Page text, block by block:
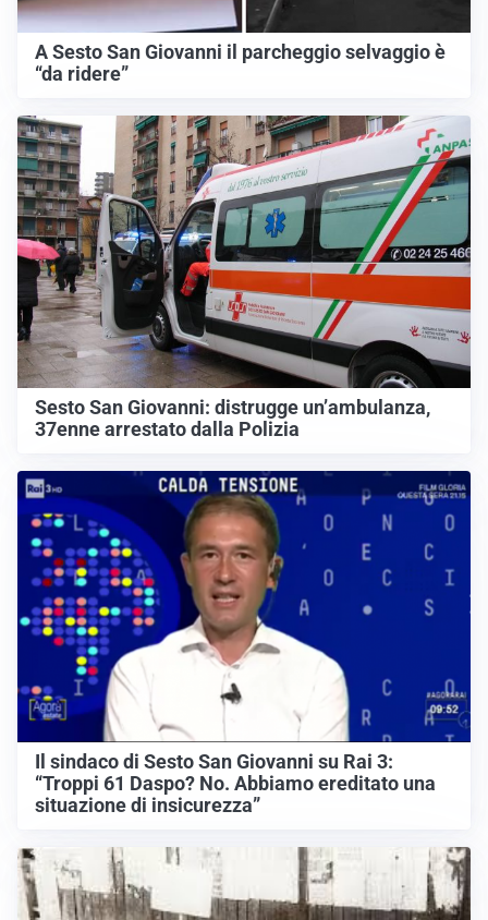
A Sesto San Giovanni il parcheggio selvaggio è
“da ridere”
Sesto San Giovanni: distrugge un’ambulanza,
37enne arrestato dalla Polizia
Il sindaco di Sesto San Giovanni su Rai 3:
“Troppi 61 Daspo? No. Abbiamo ereditato una
situazione di insicurezza”